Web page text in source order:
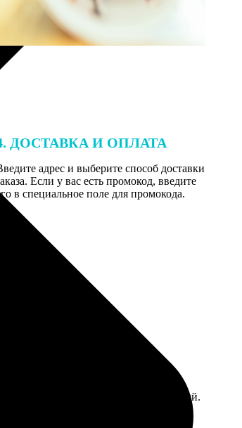
ДОСТАВКА И ОПЛАТА
адрес и выберите способ доставки
Если у вас есть промокод, введите
в специальное поле для промокода.
как мне привычно. Сам принт яркий.